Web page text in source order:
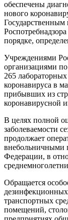
обеспечены
нового
порядке,
Учреждениями
организациями
265
коронавируса в
прибывших из
коронавирусной
В целях полной
заболеваемости
продолжает
внебольничными
Федерации, в
Обращается
транспортных
помещений,